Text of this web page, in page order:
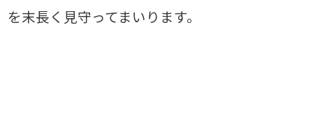
を末長く見守ってまいります。